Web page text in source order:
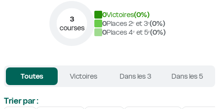
3
courses
0Victoires(0%)
0Places 2ᵉ et 3ᵉ(0%)
0Places 4ᵉ et 5ᵉ(0%)
Toutes Victoires Dans les 3 Dans les 5
Trier par :